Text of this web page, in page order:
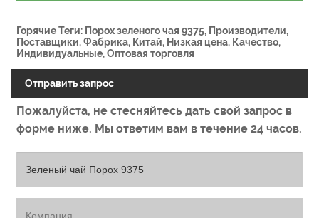
Горячие Теги: Порох зеленого чая 9375, Производители,
Поставщики, Фабрика, Китай, Низкая цена, Качество,
Индивидуальные, Оптовая торговля
Отправить запрос
Пожалуйста, не стесняйтесь дать свой запрос в
форме ниже. Мы ответим вам в течение 24 часов.